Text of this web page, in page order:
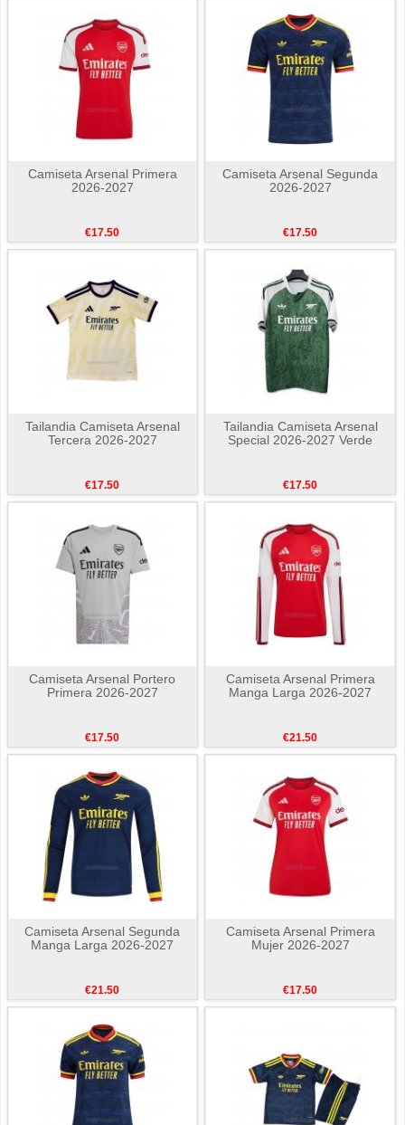
Camiseta Arsenal Primera
2026-2027
€17.50
Camiseta Arsenal Segunda
2026-2027
€17.50
Tailandia Camiseta Arsenal
Tercera 2026-2027
€17.50
Tailandia Camiseta Arsenal
Special 2026-2027 Verde
€17.50
Camiseta Arsenal Portero
Primera 2026-2027
€17.50
Camiseta Arsenal Primera
Manga Larga 2026-2027
€21.50
Camiseta Arsenal Segunda
Manga Larga 2026-2027
€21.50
Camiseta Arsenal Primera
Mujer 2026-2027
€17.50